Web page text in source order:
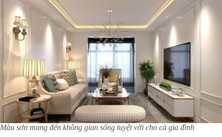
Màu sơn mang đến không gian sống tuyệt vời cho cả gia đình